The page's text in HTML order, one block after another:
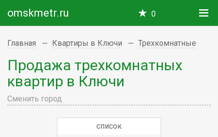
omskmetr.ru 0
Главная Квартиры в Ключи Трехкомнатные
Продажа трехкомнатных
квартир в Ключи
Сменить город
список